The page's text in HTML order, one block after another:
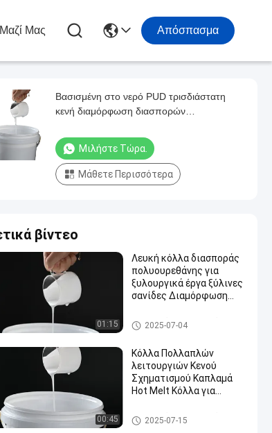
Μας Απόσπασμα
Βασισμένη στο νερό PUD τρισδιάστατη
κενή διαμόρφωση διασπορών
Μιλήστε Τώρα.
Μάθετε Περισσότερα
βίντεο
01:15
Λευκή κόλλα διασποράς
πολυουρεθάνης για
ξυλουργικά έργα ξύλινες
σανίδες Διαμόρφωση
Διασπορά πολυουρεθάνιου P
UD
2025-07-04
00:45
Κόλλα Πολλαπλών
λειτουργιών Κενού
Σχηματισμού Καπλαμά
Hot Melt Κόλλα για
Διασπορά πολυουρεθάνιου P
UD
2025-07-15